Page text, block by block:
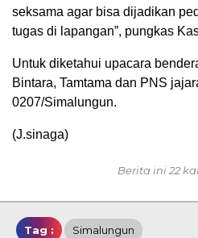
seksama agar bisa dijadikan
tugas di lapangan”, pungkas
Untuk diketahui upacara
Bintara, Tamtama dan PNS
0207/Simalungun.
(J.sinaga)
Berita ini 22
Tag : Simalungun